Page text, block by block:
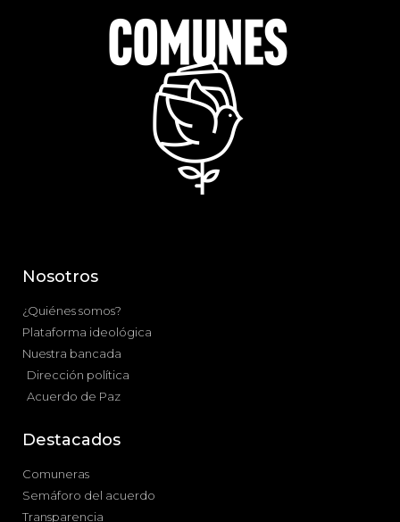
Nosotros
¿Quiénes somos?
Plataforma ideológica
Nuestra bancada
Dirección política
Acuerdo de Paz
Destacados
Comuneras
Semáforo del acuerdo
Transparencia